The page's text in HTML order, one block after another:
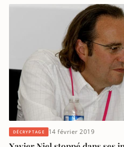
DÉCRYPTAGE 14 février 2019